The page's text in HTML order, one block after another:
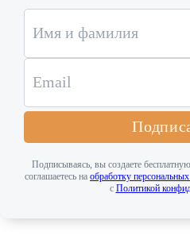
Подписываясь, вы создаете
соглашаетесь на обработку
с Политикой